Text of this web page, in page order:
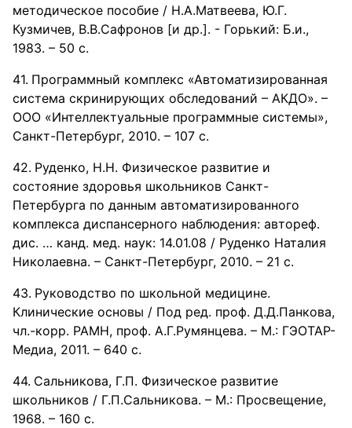
методическое пособие / Н.А.Матвеева, Ю.Г.
Кузмичев, В.В.Сафронов [и др.]. - Горький: Б.и.,
1983. – 50 с.
Программный комплекс «Автоматизированная
система скринирующих обследований – АКДО». –
ООО «Интеллектуальные программные системы»,
Санкт-Петербург, 2010. – 107 с.
Руденко, Н.Н. Физическое развитие и
состояние здоровья школьников Санкт-
Петербурга по данным автоматизированного
комплекса диспансерного наблюдения: автореф.
дис. … канд. мед. наук: 14.01.08 / Руденко Наталия
Николаевна. – Санкт-Петербург, 2010. – 21 с.
Руководство по школьной медицине.
Клинические основы / Под ред. проф. Д.Д.Панкова,
чл.-корр. РАМН, проф. А.Г.Румянцева. – М.: ГЭОТАР-
Медиа, 2011. – 640 с.
Сальникова, Г.П. Физическое развитие
школьников / Г.П.Сальникова. – М.: Просвещение,
1968. – 160 с.